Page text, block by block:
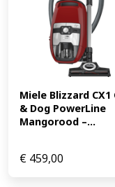
Miele Blizzard CX1
& Dog PowerLine
Mangorood –...
€ 459,00